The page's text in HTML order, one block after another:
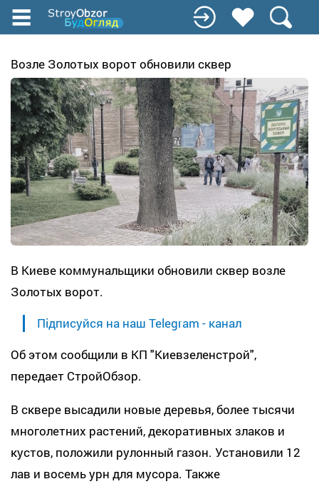
Перейти
содержанию
Возле Золотых ворот обновили сквер
В Киеве коммунальщики обновили сквер возле
Золотых ворот.
Підписуйся на наш Telegram - канал
Об этом сообщили в КП "Киевзеленстрой",
передает СтройОбзор.
В сквере высадили новые деревья, более тысячи
многолетних растений, декоративных злаков и
кустов, положили рулонный газон. Установили 12
лав и восемь урн для мусора. Также